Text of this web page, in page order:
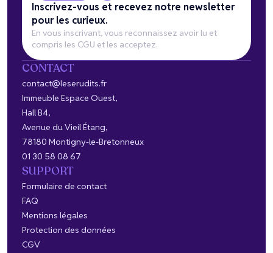
En vous inscrivant, vous reconnaissez avoir lu et
compris les CGU et les acceptez.
Inscrivez-vous et recevez notre newsletter
pour les curieux.
CONTACT
contact@leserudits.fr
Immeuble Espace Ouest,
Hall B4,
Avenue du Vieil Étang,
78180 Montigny-le-Bretonneux
01 30 58 08 67
SUPPORT
Formulaire de contact
FAQ
Mentions légales
Protection des données
CGV